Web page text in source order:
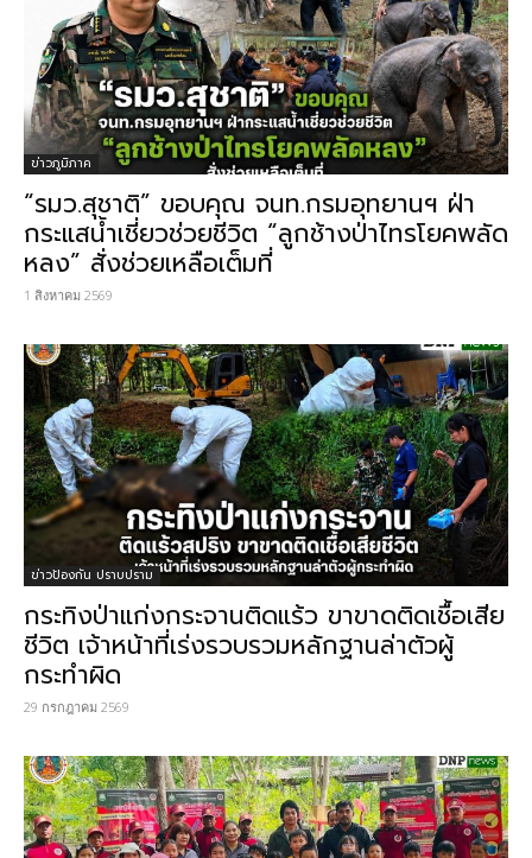
ข่าวภูมิภาค
“รมว.สุชาติ” ขอบคุณ จนท.กรมอุทยานฯ​ ฝ่า
กระแสน้ำเชี่ยวช่วยชีวิต​ “ลูกช้างป่าไทรโยคพลัด
หลง” สั่งช่วยเหลือเต็มที่
1 สิงหาคม 2569
ข่าวป้องกัน ปราบปราม
กระทิงป่าแก่งกระจานติดแร้ว ขาขาดติดเชื้อเสีย
ชีวิต เจ้าหน้าที่เร่งรวบรวมหลักฐานล่าตัวผู้
กระทำผิด
29 กรกฎาคม 2569